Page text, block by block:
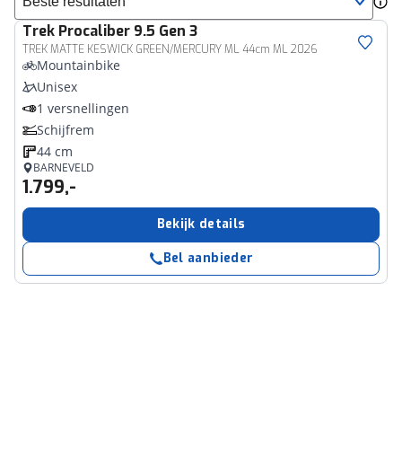
Sorteer resultaten
Trek Procaliber 9.5 Gen 3
TREK MATTE KESWICK GREEN/MERCURY ML 44cm ML 2026
Mountainbike
Unisex
1 versnellingen
Schijfrem
44 cm
BARNEVELD
1.799,-
Bekijk details
Bel aanbieder